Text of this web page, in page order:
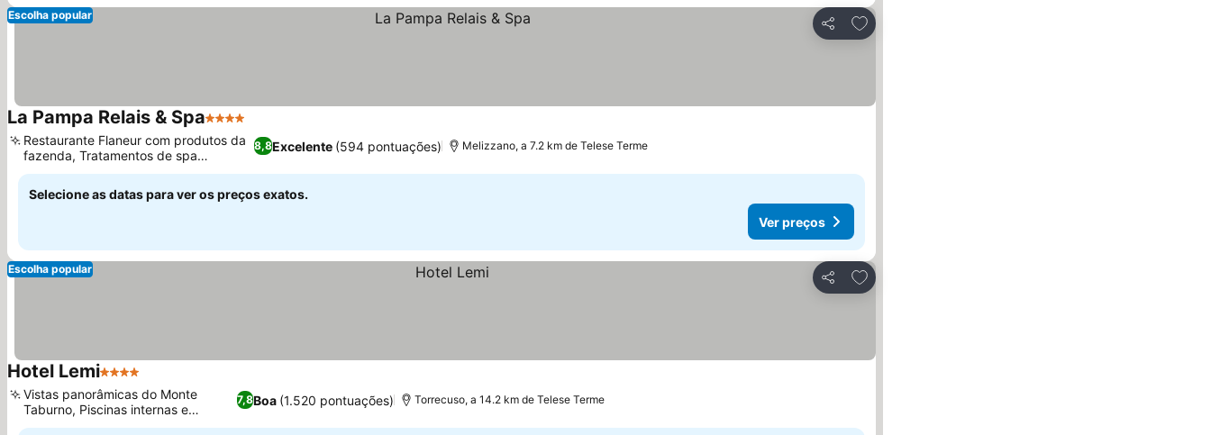
Partilhar
Adicionar aos favoritos
Escolha popular
La Pampa Relais & Spa4 Estrelas
8,8Excelente (594 pontuações)
Restaurante Flaneur com produtos da
fazenda, Tratamentos de spa
profissionais
Melizzano, a 7.2 km de Telese Terme
Selecione as datas para ver os preços exatos.
Ver preços
Partilhar
Adicionar aos favoritos
Escolha popular
Hotel Lemi4 Estrelas
7,8Boa (1.520 pontuações)
Vistas panorâmicas do Monte
Taburno, Piscinas internas e
externas
Torrecuso, a 14.2 km de Telese Terme